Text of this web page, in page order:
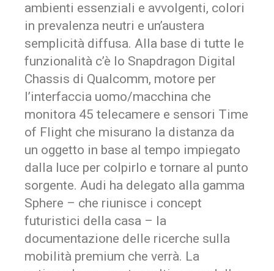
ambienti essenziali e avvolgenti, colori
in prevalenza neutri e un’austera
semplicità diffusa. Alla base di tutte le
funzionalità c’è lo Snapdragon Digital
Chassis di Qualcomm, motore per
l’interfaccia uomo/macchina che
monitora 45 telecamere e sensori Time
of Flight che misurano la distanza da
un oggetto in base al tempo impiegato
dalla luce per colpirlo e tornare al punto
sorgente. Audi ha delegato alla gamma
Sphere – che riunisce i concept
futuristici della casa – la
documentazione delle ricerche sulla
mobilità premium che verrà. La